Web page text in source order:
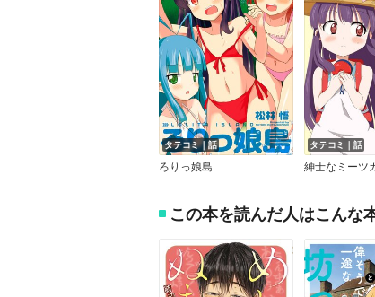
タテコミ｜話
ろりっ娘島
タテコミ｜話
紳士なミーツ
この本を読んだ人はこんな